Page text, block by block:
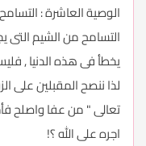
الوصية العاشرة :
التسامح من الشيم التى
يخطأ فى هذه الدنيا ,
لذا ننصح المقبلين على
تعالى " من عفا واصلح
اجره على الله ؟!